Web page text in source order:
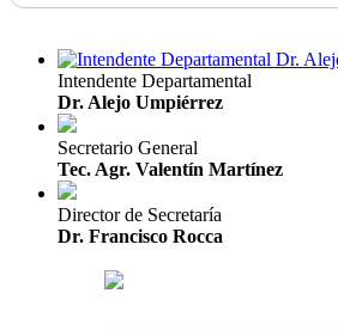
Intendente Departamental
Dr. Alejo Umpiérrez
Secretario General
Tec. Agr. Valentín Martínez
Director de Secretaría
Dr. Francisco Rocca